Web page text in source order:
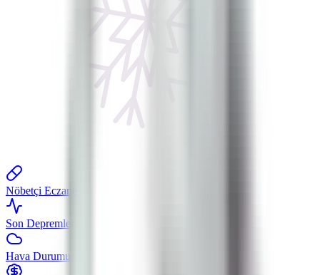
Nöbetçi Eczane
Son Depremler
Hava Durumu